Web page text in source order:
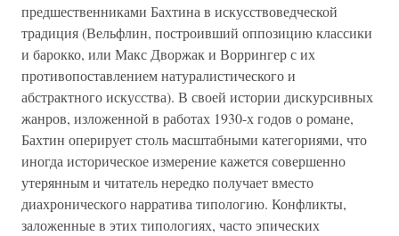
предшественниками Бахтина в искусствоведческой
традиция (Вельфлин, построивший оппозицию классики
и барокко, или Макс Дворжак и Воррингер с их
противопоставлением натуралистического и
абстрактного искусства). В своей истории дискурсивных
жанров, изложенной в работах 1930-х годов о романе,
Бахтин оперирует столь масштабными категориями, что
иногда историческое измерение кажется совершенно
утерянным и читатель нередко получает вместо
диахронического нарратива типологию. Конфликты,
заложенные в этих типологиях, часто эпических